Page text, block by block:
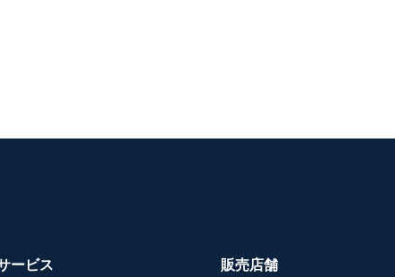
ービス 販売店舗